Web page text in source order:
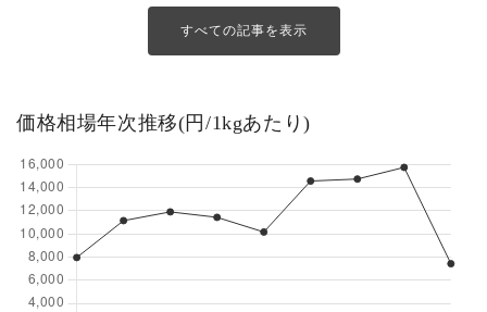
すべての記事を表示
価格相場年次推移(円/1kgあたり)